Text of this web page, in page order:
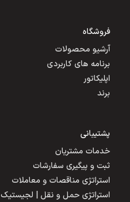
فروشگاه
آرشیو محصولات
برنامه های کاربردی
اپلیکاتور
برند
پشتیبانی
خدمات مشتریان
ثبت و پیگیری سفارشات
استراتژی مناقصات و معاملات
استراتژی حمل و نقل | لجیستیک